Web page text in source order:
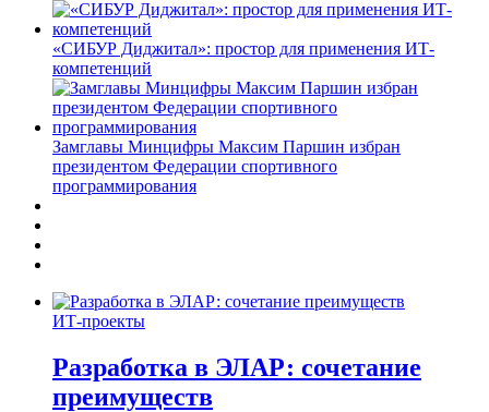
«СИБУР Диджитал»: простор для применения ИТ-
компетенций
Замглавы Минцифры Максим Паршин избран
президентом Федерации спортивного
программирования
ИТ-проекты
Разработка в ЭЛАР: сочетание
преимуществ